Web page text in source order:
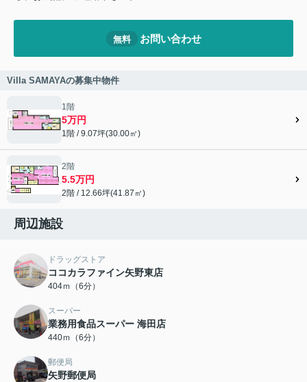
無料 お問い合わせ
Villa SAMAYAの募集中物件
1階
5万円
1階 / 9.07坪(30.00㎡)
2階
5.5万円
2階 / 12.66坪(41.87㎡)
周辺施設
ドラッグストア
ココカラファイン矢野東店
404ｍ（6分）
スーパー
業務用食品スーパー 海田店
440ｍ（6分）
郵便局
矢野郵便局